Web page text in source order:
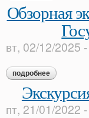
Обзорная
вт, 02/12/2025
подробнее о
пт, 21/01/2022